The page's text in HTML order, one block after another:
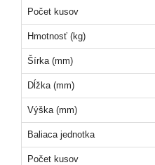
Počet kusov
Hmotnosť (kg)
Šírka (mm)
Dĺžka (mm)
Výška (mm)
Baliaca jednotka
Počet kusov